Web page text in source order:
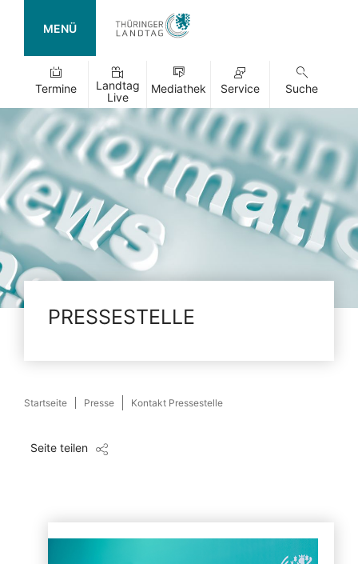
MENÜ
Termine
Landtag
Live
Mediathek Service Suche
PRESSESTELLE
Startseite Presse Kontakt Pressestelle
Seite teilen